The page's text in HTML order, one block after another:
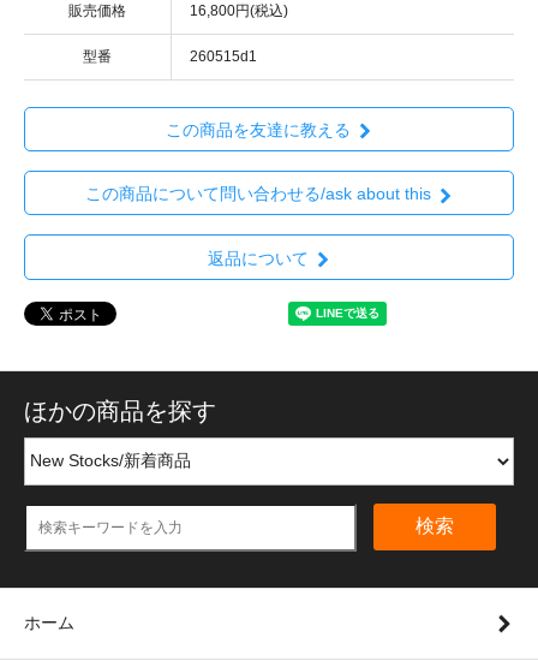
販売価格 16,800円(税込)
型番 260515d1
この商品を友達に教える
この商品について問い合わせる/ask about this
返品について
ほかの商品を探す
検索
ホーム